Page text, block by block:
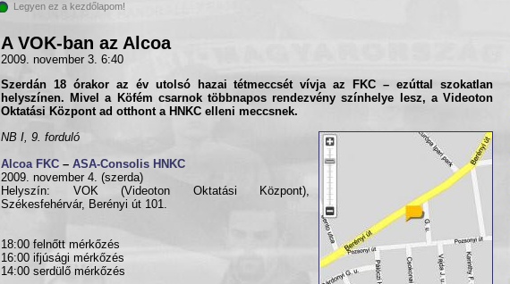
Legyen ez a kezdőlapom!
A VOK-ban az Alcoa
2009. november 3. 6:40
Szerdán 18 órakor az év utolsó hazai tétmeccsét vívja az FKC – ezúttal szokatlan
helyszínen. Mivel a Köfém csarnok többnapos rendezvény színhelye lesz, a Videoton
Oktatási Központ ad otthont a HNKC elleni meccsnek.
NB I, 9. forduló
Alcoa FKC – ASA-Consolis HNKC
2009. november 4. (szerda)
Helyszín: VOK (Videoton Oktatási Központ),
Székesfehérvár, Berényi út 101.
18:00 felnőtt mérkőzés
16:00 ifjúsági mérkőzés
14:00 serdülő mérkőzés